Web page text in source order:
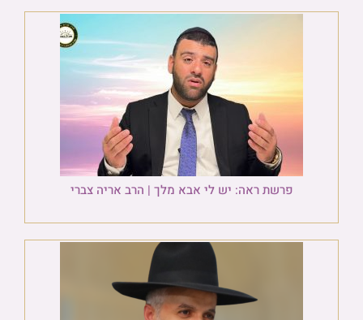
פרשת ראה: יש לי אבא מלך | הרב אריה צברי